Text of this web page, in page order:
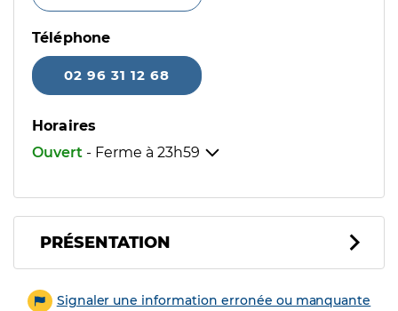
Téléphone
02 96 31 12 68
Horaires
Ouvert - Ferme à 23h59
PRÉSENTATION
Signaler une information erronée ou manquante